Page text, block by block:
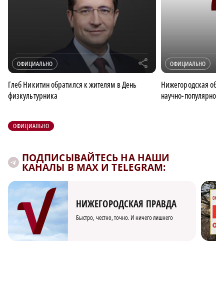
ОФИЦИАЛЬНО r
Глеб Никитин обратился к жителям в День
физкультурника
ОФИЦИАЛЬНО
Нижегородская
научно-
ОФИЦИАЛЬНО
ПОДПИСЫВАЙТЕСЬ НА НАШИ
КАНАЛЫ В MAX И TELEGRAM:
НИЖЕГОРОДСКАЯ ПРАВДА
Быстро, честно, точно. И ничего лишнего